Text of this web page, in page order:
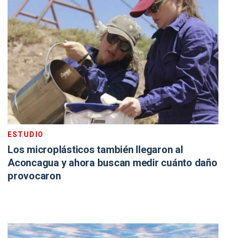
ESTUDIO
Los microplásticos también llegaron al
Aconcagua y ahora buscan medir cuánto daño
provocaron